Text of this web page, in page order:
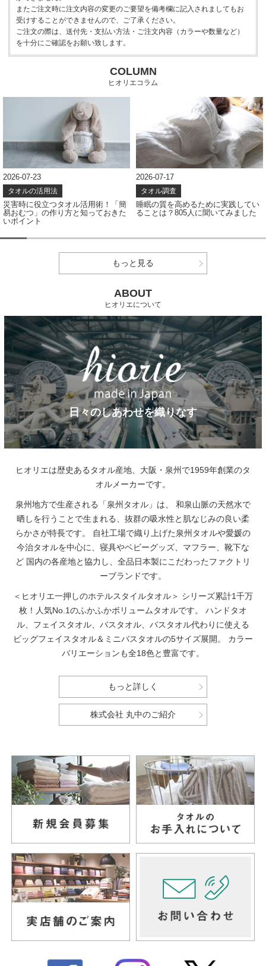
またご注文時に注文内容の変更のご要望を備考欄に記入されましてもお
受けすることができませんので、ご了承ください。
ご注文の際は、送付先・支払い方法・ご注文内容（カラーや数量など）
を十分にご確認をお願い致します。
COLUMN
ヒオリエコラム
2026-07-23
タオルの活用法
災害時に役立つタオル活用術！「簡
易おむつ」の作り方と知っておきた
いポイント
2026-07-17
タオル調査
睡眠の質を高めるために実践してい
ることは？805人に聞いてみました
もっと見る
ABOUT
ヒオリエについて
日々のしあわせを織りなす
ヒオリエは歴史あるタオル産地、大阪・泉州で1959年創業のタ
オルメーカーです。
泉州地方で生産される「泉州タオル」は、
和泉山脈の天然水で
晒しを行うことで生まれる、抜群の吸水性と肌なじみの良い柔
らかさが特長です。
自社工場で織り上げた泉州タオルや愛媛の
今治タオルを中心に、寝具やベビーグッズ、マフラー、靴下な
ど 国内の各産地と協力し、全品日本製にこだわったファクトリ
ーブランドです。
＜ヒオリエ一押しのホテルスタイルタオル＞ シリーズ累計1千万
枚！人気No.1のふかふかボリュームタオルです。
ハンドタオ
ル、フェイスタオル、バスタオル、バスタオル代わりに使える
ビッグフェイスタオル＆ミニバスタオルの5サイズ展開。
カラー
バリエーションも全18色と豊富です。
もっと詳しく
株式会社 丸中のご紹介